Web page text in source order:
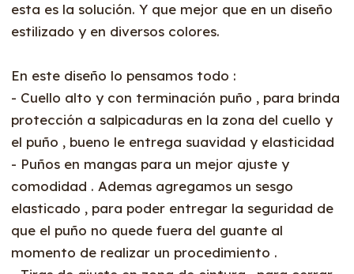
esta es la solución. Y que mejor que en un diseño
estilizado y en diversos colores.
En este diseño lo pensamos todo :
- Cuello alto y con terminación puño , para brinda
protección a salpicaduras en la zona del cuello y
el puño , bueno le entrega suavidad y elasticidad
- Puños en mangas para un mejor ajuste y
comodidad . Ademas agregamos un sesgo
elasticado , para poder entregar la seguridad de
que el puño no quede fuera del guante al
momento de realizar un procedimiento .